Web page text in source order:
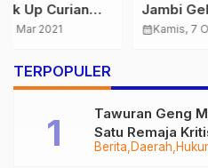
Jambi Gelar Doa
Bersama dan
calendar_monthKamis, 7 Okt 2021
…
TERPOPULER
Berita Daerah
Tawuran Geng
Satu Remaja
Ditangkap